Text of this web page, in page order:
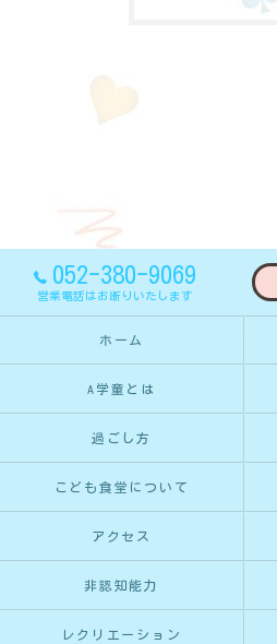
052-380-9069
営業電話はお断りいたします
ホーム
A学童とは
過ごし方
こども食堂について
アクセス
非認知能力
レクリエーション